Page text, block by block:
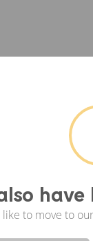
like to move to